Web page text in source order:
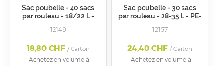
Sac poubelle - 40 sacs
par rouleau - 18/22 L -
/ + EAN
12149
18,80 CHF / Carton
Achetez en volume à
Sac poubelle - 30 sacs
par rouleau - 28-35 L - PE-
12157
24,40 CHF / Carton
Achetez en volume à